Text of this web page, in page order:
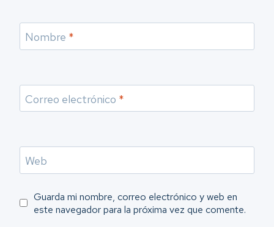
Nombre *
Correo electrónico *
Web
Guarda mi nombre, correo electrónico y web en
este navegador para la próxima vez que comente.